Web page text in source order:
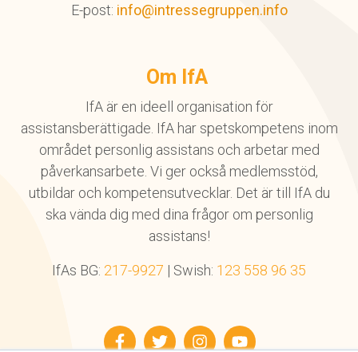
E-post: info@intressegruppen.info
Om IfA
IfA är en ideell organisation för
assistansberättigade. IfA har spetskompetens inom
området personlig assistans och arbetar med
påverkansarbete. Vi ger också medlemsstöd,
utbildar och kompetensutvecklar. Det är till IfA du
ska vända dig med dina frågor om personlig
assistans!
IfAs BG: 217-9927 | Swish: 123 558 96 35
FacebookTwitterInstagramYouTube